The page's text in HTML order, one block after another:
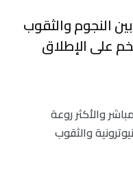
النجوم والثقوب
على الإطلاق
والأكثر روعة
والثقوب